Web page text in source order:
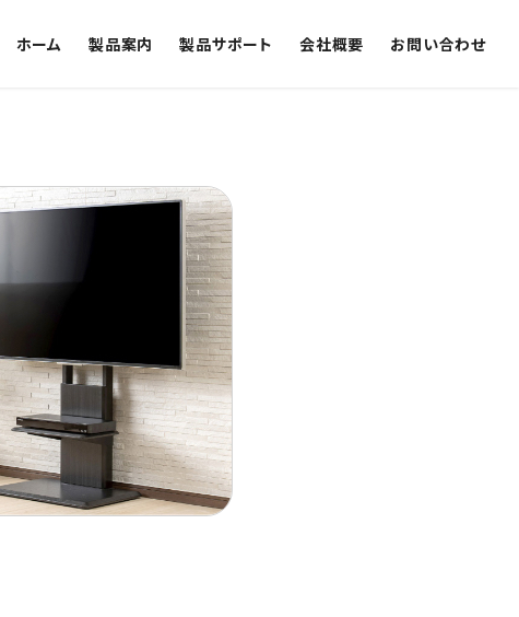
ホーム 製品案内 製品サポート 会社概要 お問い合わせ